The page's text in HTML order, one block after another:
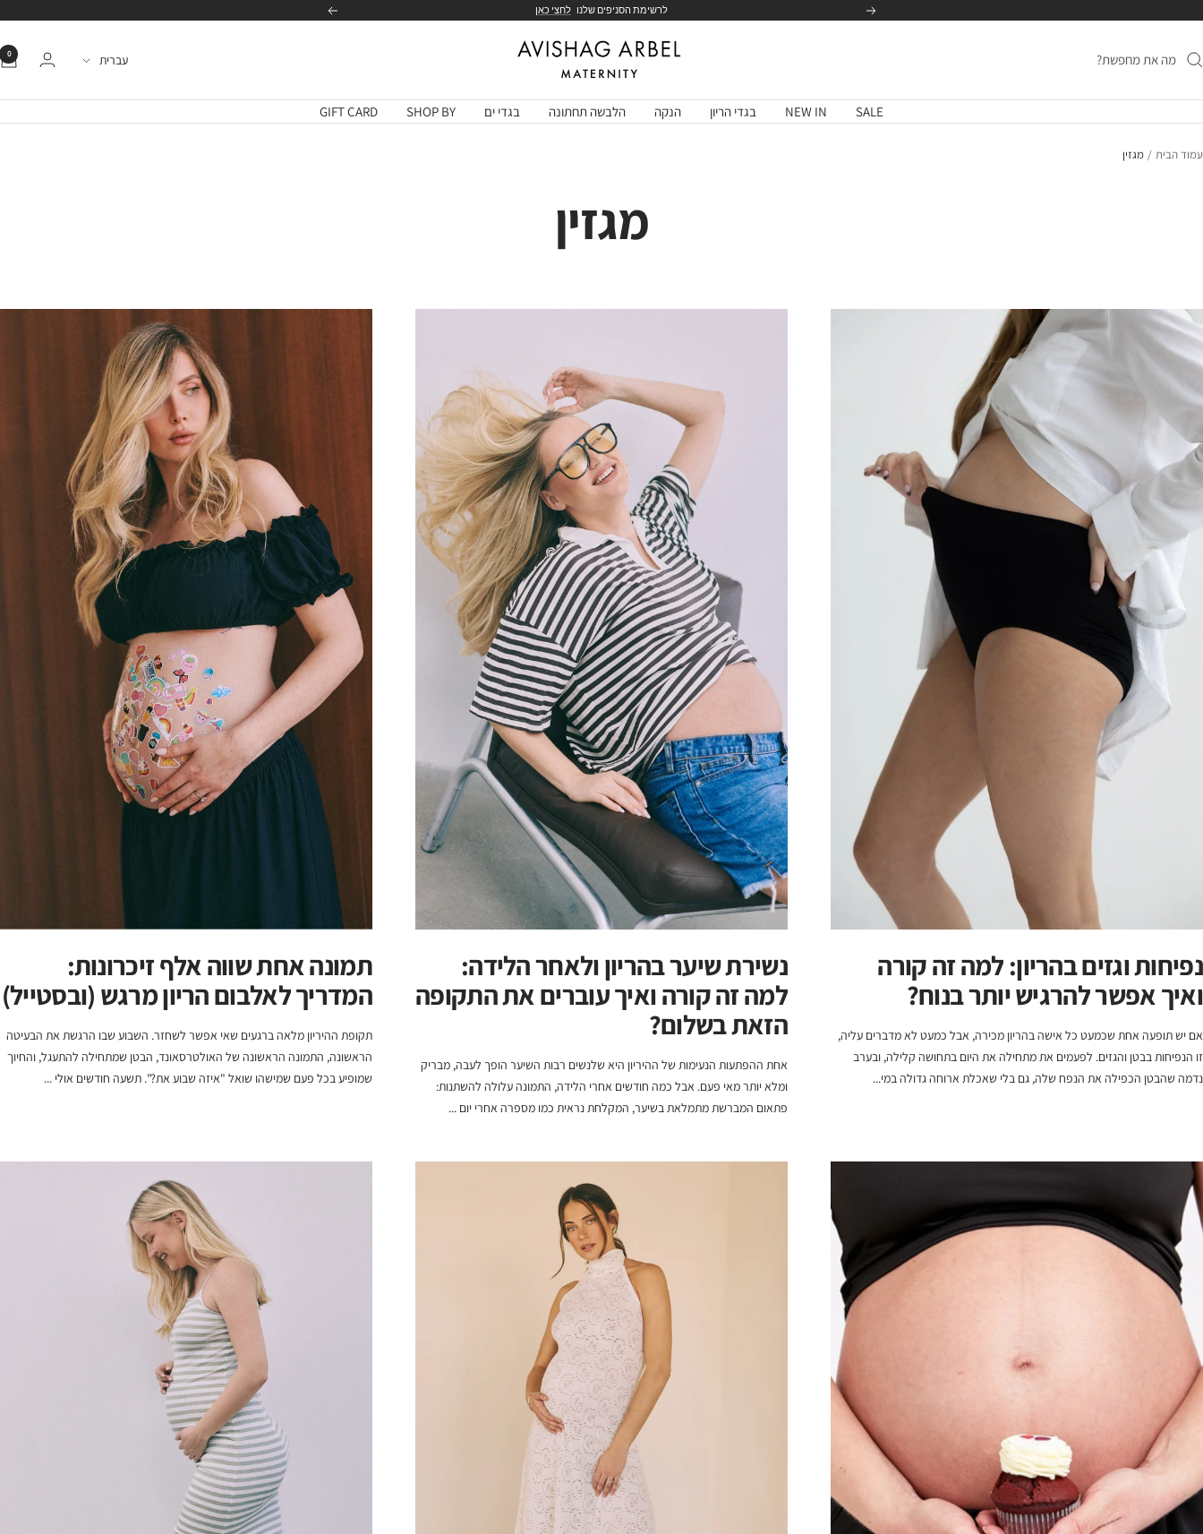
הקודם לרשימת הסניפים שלנו לחצי כאן
הבא
Avishag
שפה
עברית 0
SALE
NEW IN בגדי הריון הנקה הלבשה תחתונה בגדי ים SHOP BY
GIFT CARD
עמוד הבית מגזין
מגזין
נפיחות וגזים בהריון: למה זה קורה
ואיך אפשר להרגיש יותר בנוח?
אם יש תופעה אחת שכמעט כל אישה בהריון מכירה, אבל כמעט לא מדברים עליה,
זו הנפיחות בבטן והגזים. לפעמים את מתחילה את היום בתחושה קלילה, ובערב
נדמה שהבטן הכפילה את הנפח שלה, גם בלי שאכלת ארוחה גדולה במי...
נשירת שיער בהריון ולאחר הלידה:
למה זה קורה ואיך עוברים את התקופה
הזאת בשלום?
אחת ההפתעות הנעימות של ההיריון היא שלנשים רבות השיער הופך לעבה, מבריק
ומלא יותר מאי פעם. אבל כמה חודשים אחרי הלידה, התמונה עלולה להשתנות:
פתאום המברשת מתמלאת בשיער, המקלחת נראית כמו מספרה אחרי יום ...
תמונה אחת שווה אלף זיכרונות:
המדריך לאלבום הריון מרגש (ובסטייל)
תקופת ההיריון מלאה ברגעים שאי אפשר לשחזר. השבוע שבו הרגשת את הבעיטה
הראשונה, התמונה הראשונה של האולטרסאונד, הבטן שמתחילה להתעגל, והחיוך
שמופיע בכל פעם שמישהו שואל "איזה שבוע את?". תשעה חודשים אולי ...